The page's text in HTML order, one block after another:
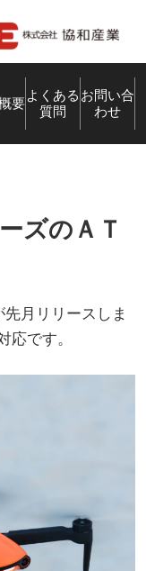
要
よくある
質問
お問い合
わせ
ズのＡＴ
月リリースしま
応です。